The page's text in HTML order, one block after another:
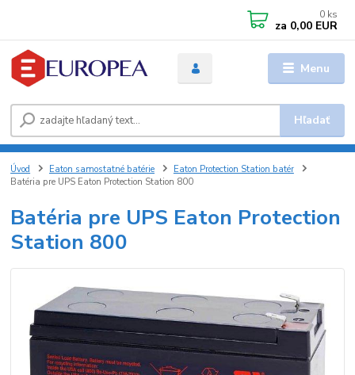
Menu
Hľadať
0 ks
za 0,00 EUR
Úvod Eaton samostatné batérie
Eaton Protection Station batér
Batéria pre UPS Eaton Protection Station 800
Batéria pre UPS Eaton Protection
Station 800